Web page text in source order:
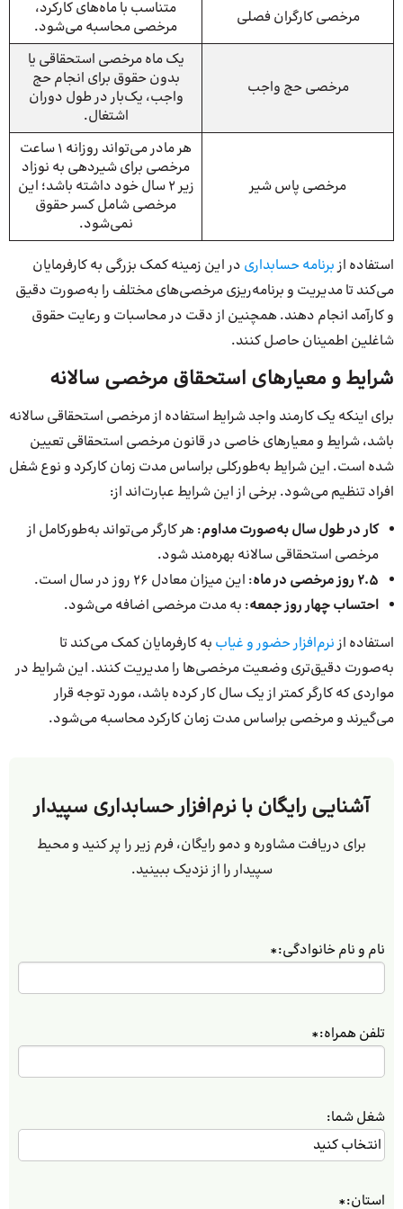
مرخصی کارگران فصلی
متناسب با ماه‌های کارکرد،
مرخصی محاسبه می‌شود.
مرخصی حج واجب
یک ماه مرخصی استحقاقی یا
بدون حقوق برای انجام حج
واجب، یک‌بار در طول دوران
اشتغال.
مرخصی پاس شیر
هر مادر می‌تواند روزانه 1 ساعت
مرخصی برای شیردهی به نوزاد
زیر 2 سال خود داشته باشد؛ این
مرخصی شامل کسر حقوق
نمی‌شود.
استفاده ازبرنامه حسابداری در این زمینه کمک بزرگی به کارفرمایان
می‌کند تا مدیریت و برنامه‌ریزی مرخصی‌های مختلف را به‌صورت دقیق
و کارآمد انجام دهند. همچنین از دقت در محاسبات و رعایت حقوق
شاغلین اطمینان حاصل کنند.
شرایط و معیارهای استحقاق مرخصی سالانه
برای اینکه یک کارمند واجد شرایط استفاده از مرخصی استحقاقی سالانه
باشد، شرایط و معیارهای خاصی در قانون مرخصی استحقاقی تعیین
شده است. این شرایط به‌طورکلی براساس مدت زمان کارکرد و نوع شغل
افراد تنظیم می‌شود. برخی از این شرایط عبارت‌اند از:
کار در طول سال به‌صورت مداوم: هر کارگر می‌تواند به‌طورکامل از
مرخصی استحقاقی سالانه بهره‌مند شود.
2.5 روز مرخصی در ماه
: این میزان معادل 26 روز در سال است.
احتساب چهار روز جمعه: به مدت مرخصی اضافه می‌شود.
استفاده ازنرم‌افزار حضور و غیاب به کارفرمایان کمک می‌کند تا
به‌صورت دقیق‌تری وضعیت مرخصی‌ها را مدیریت کنند. این شرایط در
مواردی که کارگر کمتر از یک سال کار کرده باشد، مورد توجه قرار
می‌گیرند و مرخصی براساس مدت زمان کارکرد محاسبه می‌شود.
آشنایی رایگان با نرم‌افزار حسابداری سپیدار
برای دریافت مشاوره و دمو رایگان، فرم زیر را پر کنید و محیط
سپیدار را از نزدیک ببینید.
نام و نام خانوادگی:*
تلفن همراه:*
شغل شما:
استان:*